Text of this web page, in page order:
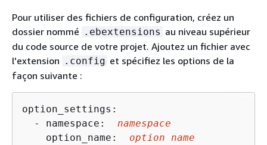
Pour utiliser des fichiers de configuration, créez un
dossier nommé .ebextensions au niveau supérieur
du code source de votre projet. Ajoutez un fichier avec
l'extension .config et spécifiez les options de la
façon suivante :
option_settings:
  - namespace:
namespace
    option_name:
option name